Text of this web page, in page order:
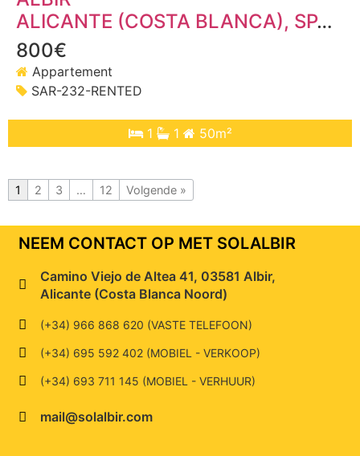
ALICANTE (COSTA BLANCA), SPANJE
800€
Appartement
SAR-232-RENTED
1 1 50m²
1 2 3 … 12 Volgende »
NEEM CONTACT OP MET SOLALBIR
Camino Viejo de Altea 41, 03581 Albir,
Alicante (Costa Blanca Noord)
(+34) 966 868 620 (VASTE TELEFOON)
(+34) 695 592 402 (MOBIEL - VERKOOP)
(+34) 693 711 145 (MOBIEL - VERHUUR)
mail@solalbir.com